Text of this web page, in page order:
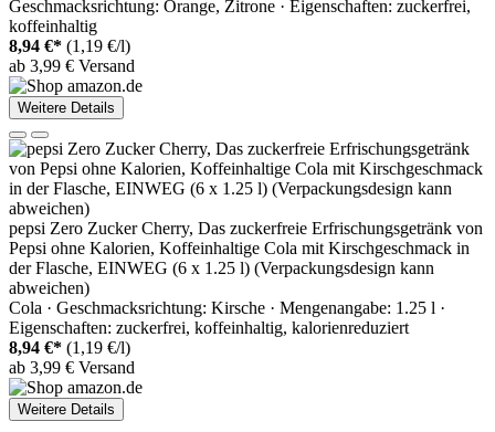
Geschmacksrichtung: Orange, Zitrone · Eigenschaften: zuckerfrei,
koffeinhaltig
8,94 €* (1,19 €/l)
ab 3,99 € Versand
Weitere Details
pepsi Zero Zucker Cherry, Das zuckerfreie Erfrischungsgetränk von
Pepsi ohne Kalorien, Koffeinhaltige Cola mit Kirschgeschmack in
der Flasche, EINWEG (6 x 1.25 l) (Verpackungsdesign kann
abweichen)
Cola · Geschmacksrichtung: Kirsche · Mengenangabe: 1.25 l ·
Eigenschaften: zuckerfrei, koffeinhaltig, kalorienreduziert
8,94 €* (1,19 €/l)
ab 3,99 € Versand
Weitere Details